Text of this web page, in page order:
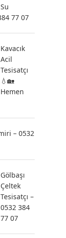
77 07
Kavacık
Acil
Tesisatçı
💧🏡
Hemen
– 0532
Gölbaşı
Çeltek
Tesisatçı –
0532 384
77 07